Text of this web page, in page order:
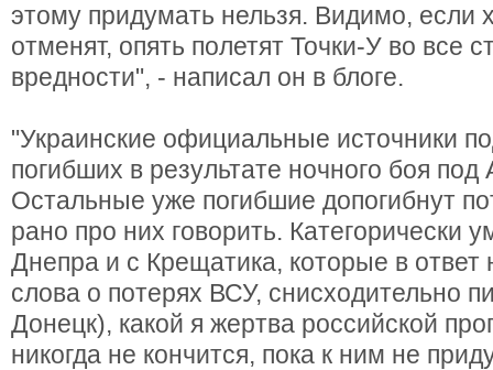
этому придумать нельзя. Видимо, если
отменят, опять полетят Точки-У во все
вредности", - написал он в блоге.
"Украинские официальные источники
погибших в результате ночного боя под
Остальные уже погибшие допогибнут
рано про них говорить. Категорически
Днепра и с Крещатика, которые в ответ
слова о потерях ВСУ, снисходительно
Донецк), какой я жертва российской
никогда не кончится, пока к ним не